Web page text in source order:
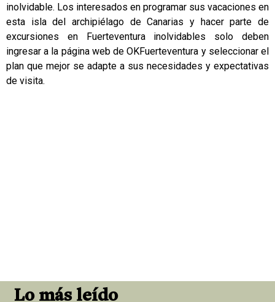
inolvidable. Los interesados en programar sus vacaciones en
esta isla del archipiélago de Canarias y hacer parte de
excursiones en Fuerteventura inolvidables solo deben
ingresar a la página web de OKFuerteventura y seleccionar el
plan que mejor se adapte a sus necesidades y expectativas
de visita.
Lo más leído